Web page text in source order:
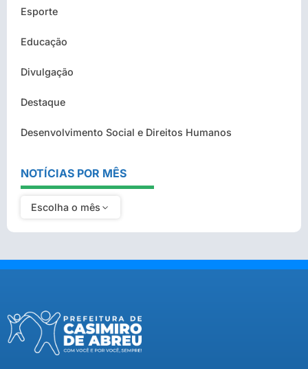
Esporte
Educação
Divulgação
Destaque
Desenvolvimento Social e Direitos Humanos
NOTÍCIAS POR MÊS
Escolha o mês